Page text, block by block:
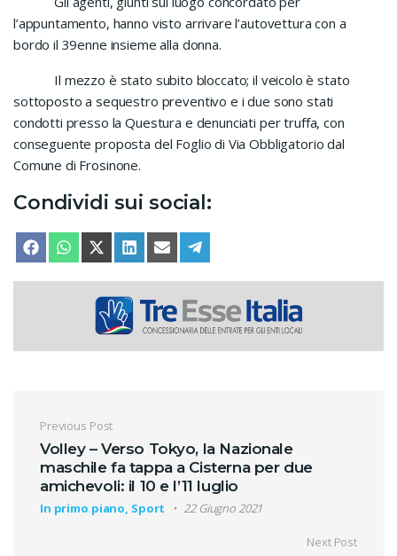
l’appuntamento, hanno visto arrivare l’autovettura con a
bordo il 39enne insieme alla donna.
Il mezzo è stato subito bloccato; il veicolo è stato
sottoposto a sequestro preventivo e i due sono stati
condotti presso la Questura e denunciati per truffa, con
conseguente proposta del Foglio di Via Obbligatorio dal
Comune di Frosinone.
Condividi sui social:
SHARE ON
FACEBOOKSHARE ON
WHATSAPPSHARE ON
X (TWITTER)
SHARE ON
LINKEDINSHARE ON
EMAIL
Navigazione articoli
Previous Post
Volley – Verso Tokyo, la Nazionale
maschile fa tappa a Cisterna per due
amichevoli: il 10 e l’11 luglio
In primo piano, Sport 22 Giugno 2021
Next Post